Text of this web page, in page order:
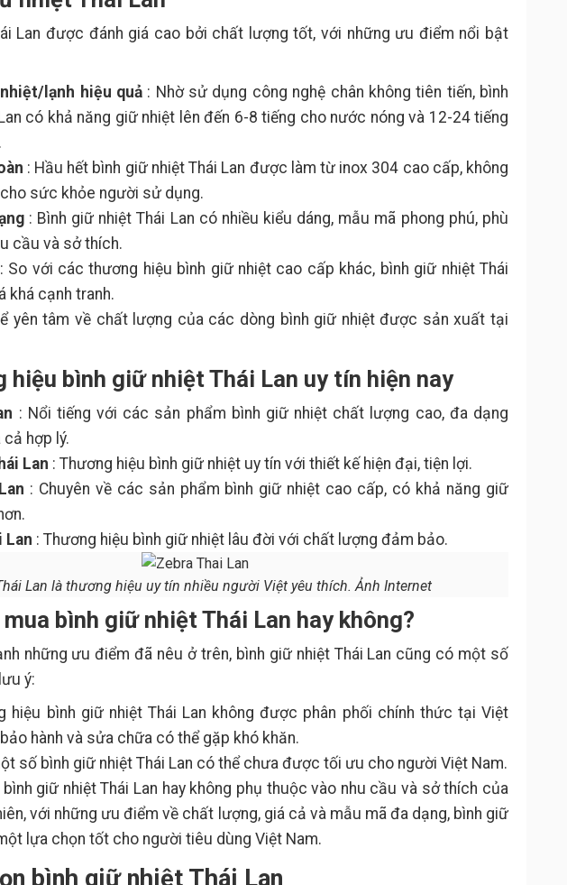
Diamond
3.7.
Bình giữ nhiệt Thái Lan
Zojirushi CC15-XA dung tích 1.5 lít
3.10.
Bình giữ nhiệt inox Thái Lan 2
4.
Cách sử dụng và vệ sinh bình giữ
nhiệt Thái Lan
Thái Lan
4.3. Vệ sinh và bảo quản
Lan được đánh giá cao bởi chất lượng tốt, với những ưu điểm nổi bật
lạnh hiệu quả: Nhờ sử dụng công nghệ chân không tiên tiến, bình
có khả năng giữ nhiệt lên đến 6-8 tiếng cho nước nóng và 12-24 tiếng
: Hầu hết bình giữ nhiệt Thái Lan được làm từ inox 304 cao cấp, không
sức khỏe người sử dụng.
: Bình giữ nhiệt Thái Lan có nhiều kiểu dáng, mẫu mã phong phú, phù
cầu và sở thích.
: So với các thương hiệu bình giữ nhiệt cao cấp khác, bình giữ nhiệt Thái
khá cạnh tranh.
yên tâm về chất lượng của các dòng bình giữ nhiệt được sản xuất tại
hiệu bình giữ nhiệt Thái Lan uy tín hiện nay
: Nổi tiếng với các sản phẩm bình giữ nhiệt chất lượng cao, đa dạng
hợp lý.
Lan : Thương hiệu bình giữ nhiệt uy tín với thiết kế hiện đại, tiện lợi.
: Chuyên về các sản phẩm bình giữ nhiệt cao cấp, có khả năng giữ
Lan : Thương hiệu bình giữ nhiệt lâu đời với chất lượng đảm bảo.
Lan là thương hiệu uy tín nhiều người Việt yêu thích. Ảnh Internet
mua bình giữ nhiệt Thái Lan hay không?
những ưu điểm đã nêu ở trên, bình giữ nhiệt Thái Lan cũng có một số
ý:
hiệu bình giữ nhiệt Thái Lan không được phân phối chính thức tại Việt
hành và sửa chữa có thể gặp khó khăn.
số bình giữ nhiệt Thái Lan có thể chưa được tối ưu cho người Việt Nam.
giữ nhiệt Thái Lan hay không phụ thuộc vào nhu cầu và sở thích của
với những ưu điểm về chất lượng, giá cả và mẫu mã đa dạng, bình giữ
lựa chọn tốt cho người tiêu dùng Việt Nam.
bình giữ nhiệt Thái Lan